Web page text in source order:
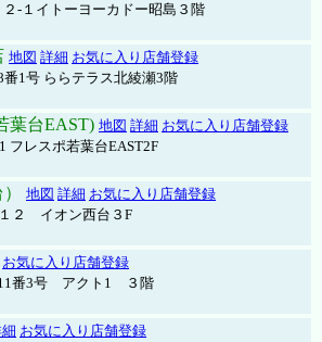
-１イトーヨーカドー昭島３階
地図 詳細 お気に入り店舗登録
1号 ららテラス北綾瀬3階
葉台EAST) 地図 詳細 お気に入り店舗登録
フレスポ若葉台EAST2F
地図 詳細 お気に入り店舗登録
２ イオン西台３F
お気に入り店舗登録
11番3号 アクト1 ３階
お気に入り店舗登録